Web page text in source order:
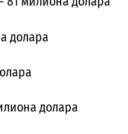
долара
долара